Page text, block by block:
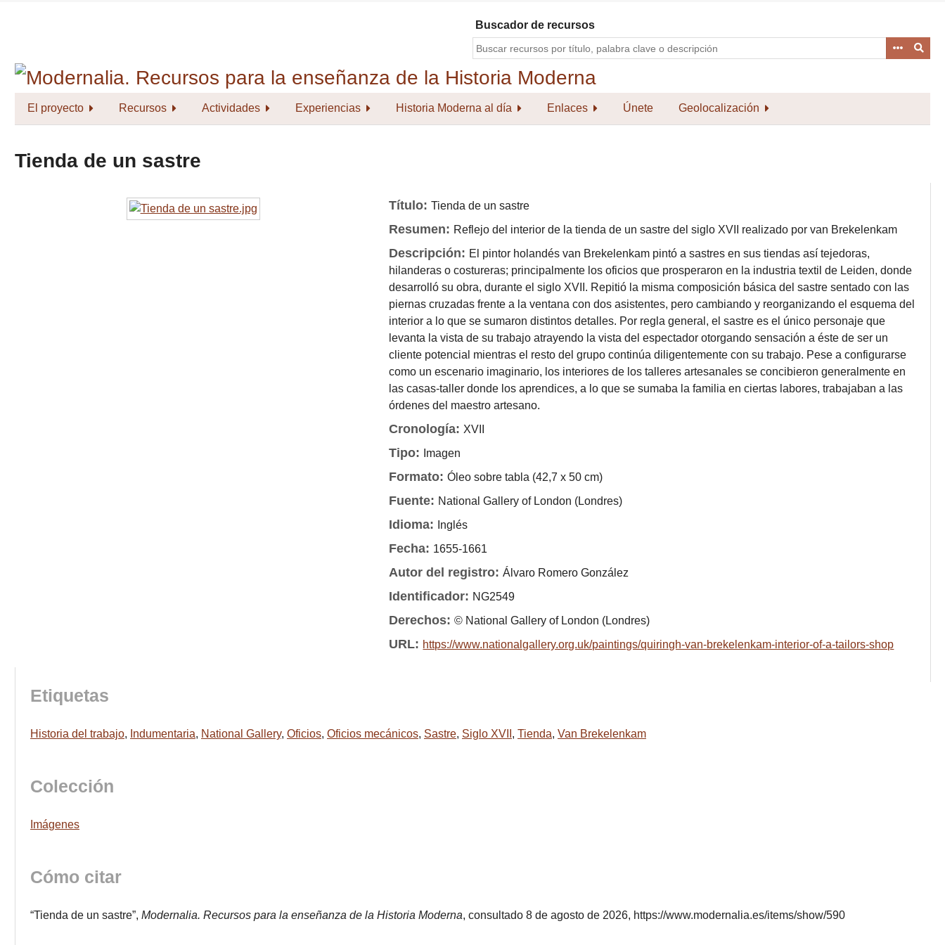
Buscador de recursos
El proyecto Recursos Actividades Experiencias Historia Moderna al día Enlaces Únete Geolocalización
Tienda de un sastre
Título:Tienda de un sastre
Resumen: Reflejo del interior de la tienda de un sastre del siglo XVII realizado por van Brekelenkam
Descripción: El pintor holandés van Brekelenkam pintó a sastres en sus tiendas así tejedoras,
hilanderas o costureras; principalmente los oficios que prosperaron en la industria textil de Leiden, donde
desarrolló su obra, durante el siglo XVII. Repitió la misma composición básica del sastre sentado con las
piernas cruzadas frente a la ventana con dos asistentes, pero cambiando y reorganizando el esquema del
interior a lo que se sumaron distintos detalles. Por regla general, el sastre es el único personaje que
levanta la vista de su trabajo atrayendo la vista del espectador otorgando sensación a éste de ser un
cliente potencial mientras el resto del grupo continúa diligentemente con su trabajo. Pese a configurarse
como un escenario imaginario, los interiores de los talleres artesanales se concibieron generalmente en
las casas-taller donde los aprendices, a lo que se sumaba la familia en ciertas labores, trabajaban a las
órdenes del maestro artesano.
Cronología: XVII
Tipo: Imagen
Formato:Óleo sobre tabla (42,7 x 50 cm)
Fuente: National Gallery of London (Londres)
Idioma: Inglés
Fecha: 1655-1661
Autor del registro:Álvaro Romero González
Identificador: NG2549
Derechos:© National Gallery of London (Londres)
URL: https://www.nationalgallery.org.uk/paintings/quiringh-van-brekelenkam-interior-of-a-tailors-shop
Etiquetas
Historia del trabajo, Indumentaria, National Gallery, Oficios, Oficios mecánicos, Sastre, Siglo XVII , Tienda, Van Brekelenkam
Colección
Imágenes
Cómo citar
“Tienda de un sastre”, Modernalia. Recursos para la enseñanza de la Historia Moderna, consultado 8 de agosto de 2026, https://www.modernalia.es/items/show/590